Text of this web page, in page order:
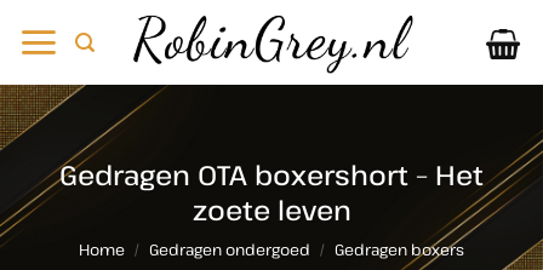
naar
Gedragen OTA boxershort – Het
zoete leven
Home / Gedragen ondergoed / Gedragen boxers